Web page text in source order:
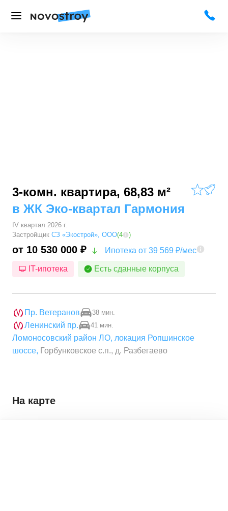
3-комн. квартира, 68,83 м²
в ЖК Эко-квартал Гармония
IV квартал 2026 г.
Застройщик СЗ «Экострой», ООО(4 )
от 10 530 000 ₽ Ипотека от 39 569 ₽/мес
IT-ипотека Есть сданные корпуса
Пр. Ветеранов 38 мин.
Ленинский пр. 41 мин.
Ломоносовский район ЛО, локация Ропшинское
шоссе, Горбунковское с.п., д. Разбегаево
На карте